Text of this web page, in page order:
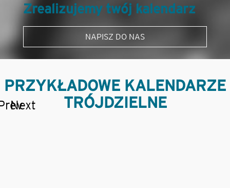
Zrealizujemy twój kalendarz
NAPISZ DO NAS
PRZYKŁADOWE KALENDARZE
TRÓJDZIELNE
Next